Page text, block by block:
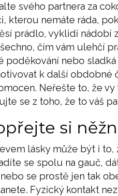
svého partnera za
kterou nemáte ráda,
prádlo, vyklidí nádobí
čím vám ulehčí
poděkování nebo
k další obdobné
Neřešte to, že
se z toho, že to váš
si
lásky může být i to,
se spolu na gauč,
se prostě jen tak
Fyzický kontakt